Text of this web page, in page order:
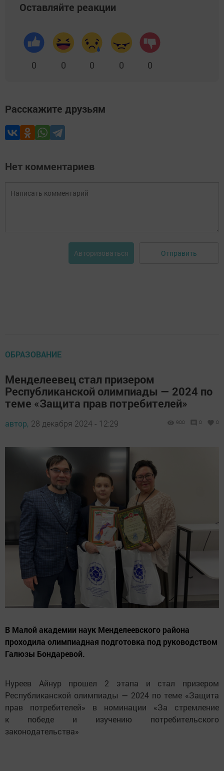
Оставляйте реакции
0 0 0 0 0
Расскажите друзьям
Нет комментариев
Авторизоваться Отправить
ОБРАЗОВАНИЕ
Менделеевец стал призером
Республиканской олимпиады — 2024 по
теме «Защита прав потребителей»
автор, 28 декабря 2024 - 12:29 900 0 0
В Малой академии наук Менделеевского района
проходила олимпиадная подготовка под руководством
Галюзы Бондаревой.
Нуреев Айнур прошел 2 этапа и стал призером
Республиканской олимпиады — 2024 по теме «Защита
прав потребителей» в номинации «За стремление
к победе и изучению потребительского
законодательства»